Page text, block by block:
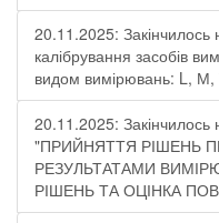
20.11.2025: Закінчилось
калібрування засобів
видом вимірювань: L,
20.11.2025: Закінчилось
"ПРИЙНЯТТЯ РІШЕНЬ
РЕЗУЛЬТАТАМИ
РІШЕНЬ ТА ОЦІНКА